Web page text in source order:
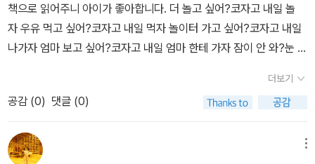
책으로 읽어주니 아이가 좋아합니다. 더 놀고 싶어?코자고 내일 놀
자 우유 먹고 싶어?코자고 내일 먹자 놀이터 가고 싶어?코자고 내일
나가자 엄마 보고 싶어?코자고 내일 엄마 한테 가자 잠이 안 와?눈 감
한 이유를 내세우며 잠투정하는 아이에게자기 싫어하는 마음을 이야
기 해주고 다독여 주니깐자기도 읽는다며 옹앙옹알 하는데 귀여워요
잠잘때 마다 여러번 반복해 읽어주고 있어요잠들기 힘든 아이들의 마
음을 엄마도 이해할 수 있어서 좋은것 같아요
더보기
공감 (0) 댓글 (0)